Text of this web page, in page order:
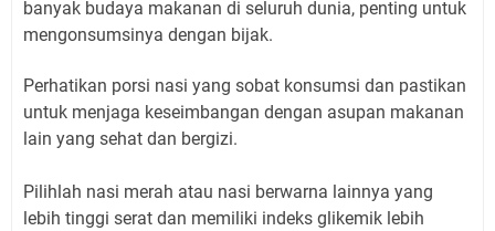
banyak budaya makanan di seluruh dunia, penting untuk
mengonsumsinya dengan bijak.
Perhatikan porsi nasi yang sobat konsumsi dan pastikan
untuk menjaga keseimbangan dengan asupan makanan
lain yang sehat dan bergizi.
Pilihlah nasi merah atau nasi berwarna lainnya yang
lebih tinggi serat dan memiliki indeks glikemik lebih